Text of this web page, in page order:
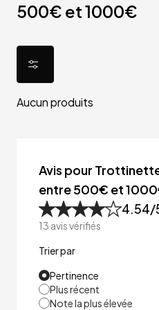
500€ et 1000€
Aucun produits
Avis pour
entre 500€ et
4.54/
13 avis vérifiés
Trier par
Pertinence
Plus récent
Note la plus élevée